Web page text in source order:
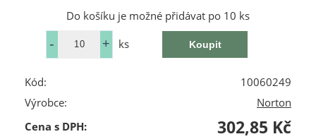
Do košíku je možné přidávat po 10 ks
ks
Kód:
10060249
Výrobce:
Norton
Cena s DPH:
302,85 Kč